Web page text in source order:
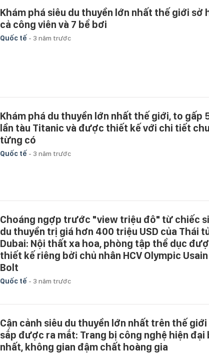
Khám phá siêu du thuyền lớn nhất thế giới sở
cả công viên và 7 bể bơi
Quốc tế - 3 năm trước
Khám phá du thuyền lớn nhất thế giới, to gấp
lần tàu Titanic và được thiết kế với chi tiết
từng có
Quốc tế - 3 năm trước
Choáng ngợp trước "view triệu đô" từ chiếc
du thuyền trị giá hơn 400 triệu USD của Thái
Dubai: Nội thất xa hoa, phòng tập thể dục
thiết kế riêng bởi chủ nhân HCV Olympic Usain
Bolt
Quốc tế - 3 năm trước
Cận cảnh siêu du thuyền lớn nhất trên thế giới
sắp được ra mắt: Trang bị công nghệ hiện đại
nhất, không gian đậm chất hoàng gia